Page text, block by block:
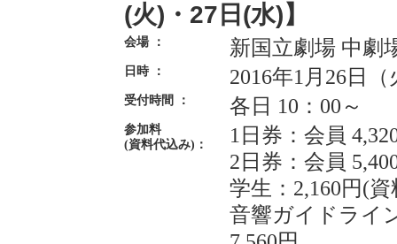
(火)・27日(水)】
会場 ： 新国立劇場 中劇
日時 ： 2016年1月26日
受付時間 ： 各日 10：00～
参加料
(資料代込み)：
1日券：会員
2日券：会員
学生：2,160円(
音響ガイドライ